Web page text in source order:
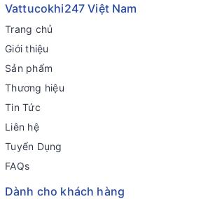
Vattucokhi247 Việt Nam
Trang chủ
Giới thiệu
Sản phẩm
Thương hiệu
Tin Tức
Liên hệ
Tuyển Dụng
FAQs
Dành cho khách hàng